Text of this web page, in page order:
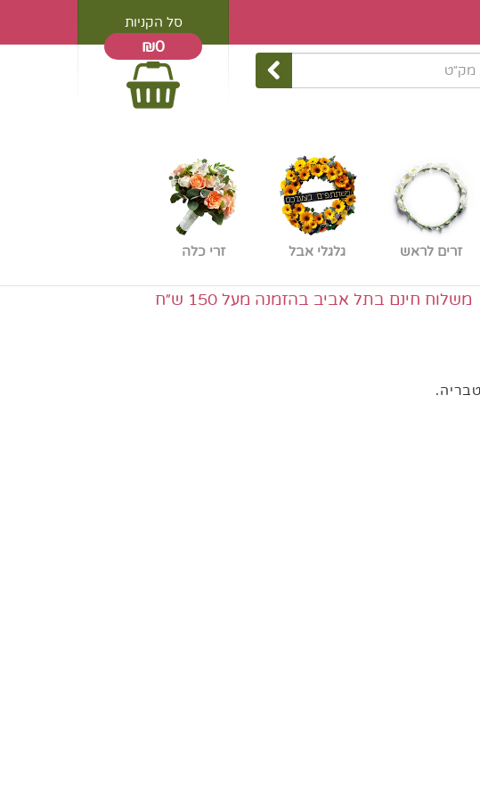
סל הקניות
₪0
זרים לראש גלגלי אבל זרי כלה
חינם בתל אביב בהזמנה מעל 150 ש״ח